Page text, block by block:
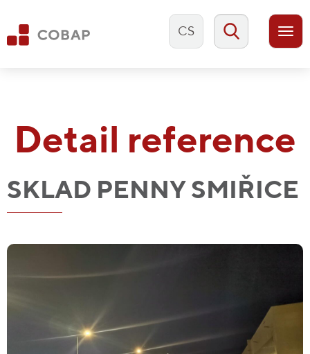
CS
Detail reference
SKLAD PENNY SMIŘICE